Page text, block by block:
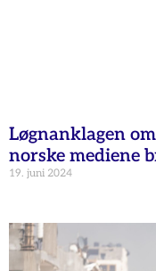
Løgnanklagen
norske mediene
19. juni 2024